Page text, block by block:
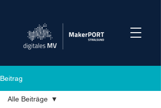
Beitrag
Alle Beiträge